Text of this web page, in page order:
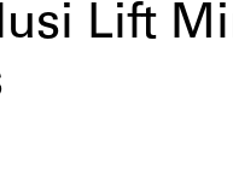
Lift